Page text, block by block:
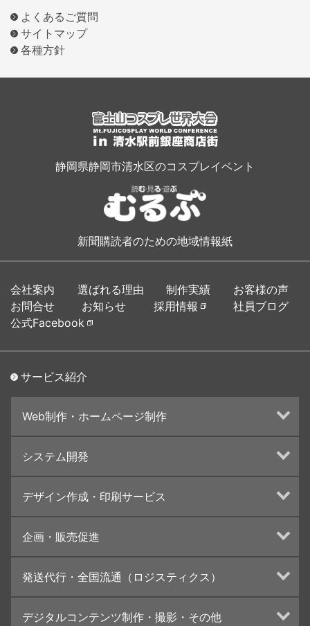
よくあるご質問
サイトマップ
各種方針
静岡県静岡市清水区のコスプレイベント
新聞購読者のための地域情報紙
会社案内 選ばれる理由 制作実績
お客様の声
お問合せ
お知らせ 採用情報
社員ブログ
公式Facebook
サービス紹介
Web制作・ホームページ制作
ランディングページ制作
インターネット広告代行
UI・UXデザイン設計
システム開発
デザイン作成・印刷サービス
カタログデザインの制作・印刷
学校・会社案内パンフレット制作・印刷
高精細印刷（スブリマ印刷）
社内報
企画・販売促進
ブランディング戦略
コンテンツ制作
発送代行・全国流通（ロジスティクス）
デジタルコンテンツ制作・撮影・その他